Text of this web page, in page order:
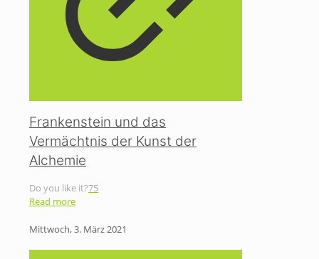
Frankenstein und das
Vermächtnis der Kunst der
Alchemie
Do you like it?75
Read more
Mittwoch, 3. März 2021